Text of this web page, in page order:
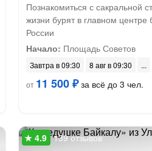
Познакомиться с сакральной
жизни бурят в главном центре
России
Начало: Площадь Советов
Завтра в 09:30
8 авг в 09:30
от 11 500 ₽за всё до 3 чел.
139 отзывов